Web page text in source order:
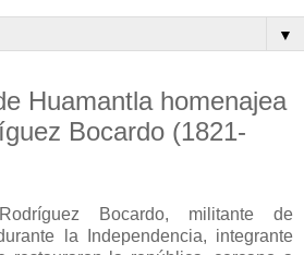
▼
Huamantla homenajea
Bocardo (1821-
Bocardo, militante de
la Independencia, integrante